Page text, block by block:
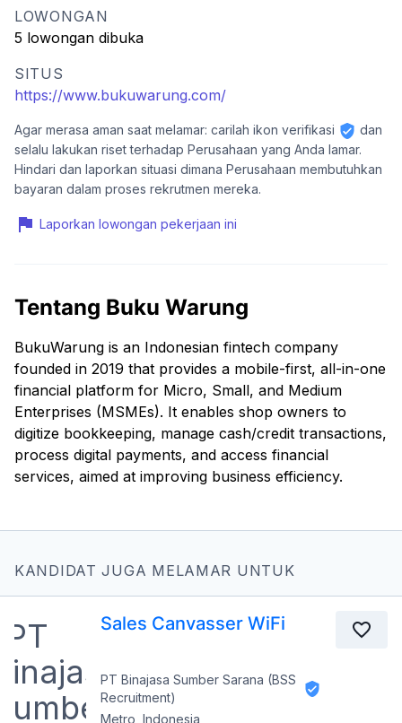
LOWONGAN
5 lowongan dibuka
SITUS
https://www.bukuwarung.com/
Agar merasa aman saat melamar: carilah ikon verifikasi
dan
selalu lakukan riset terhadap Perusahaan yang Anda lamar.
Hindari dan laporkan situasi dimana Perusahaan membutuhkan
bayaran dalam proses rekrutmen mereka.
Laporkan lowongan pekerjaan ini
Tentang Buku Warung
BukuWarung is an Indonesian fintech company
founded in 2019 that provides a mobile-first, all-in-one
financial platform for Micro, Small, and Medium
Enterprises (MSMEs). It enables shop owners to
digitize bookkeeping, manage cash/credit transactions,
process digital payments, and access financial
services, aimed at improving business efficiency.
KANDIDAT JUGA MELAMAR UNTUK
Sales Canvasser WiFi
PT Binajasa Sumber Sarana (BSS
Recruitment)
Metro, Indonesia